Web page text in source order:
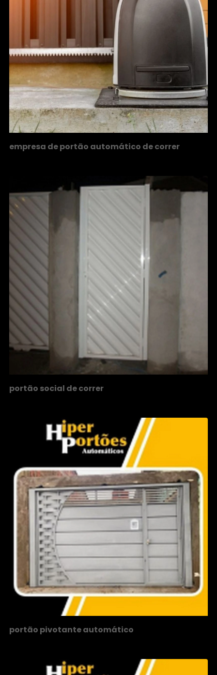
empresa de portão automático de correr
portão social de correr
portão pivotante automático